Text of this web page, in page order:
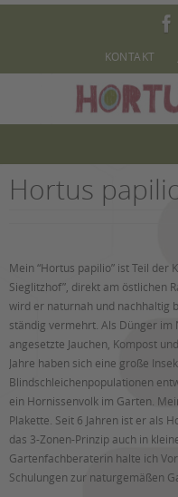
KONTAKT
Hortus
Mein “Hortus papilio” ist Teil der
Sieglitzhof”, direkt am östlichen
wird er naturnah und nachhaltig
ständig vermehrt. Als Dünger im
angesetzte Jauchen, Kompost
Jahre haben sich eine große
Blindschleichenpopulationen
ein Hornissenvolk im Garten.
Plakette. Seit 6 Jahren ist er als
das 3-Zonen-Prinzip auch in
Gartenfachberaterin halte ich
Schulungen zur naturgemäßen